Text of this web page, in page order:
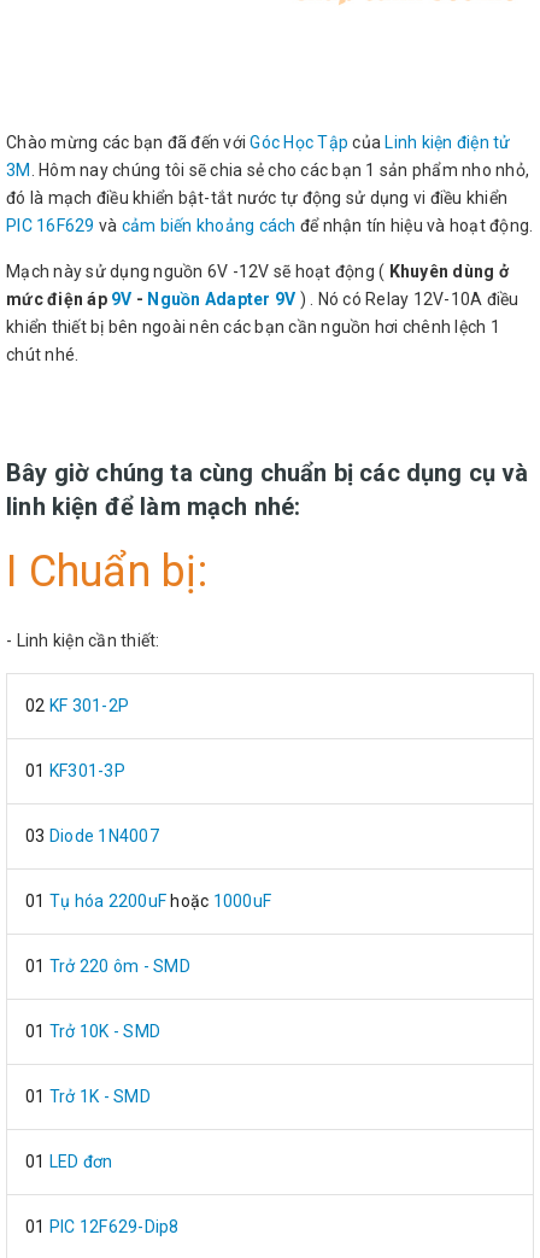
Chào mừng các bạn đã đến vớiGóc Học Tập của Linh kiện điện tử
3M
. Hôm nay chúng tôi sẽ chia sẻ cho các bạn 1 sản phẩm nho nhỏ,
đó là mạch điều khiển bật-tắt nước tự động sử dụng vi điều khiển
PIC 16F629 và cảm biến khoảng cách để nhận tín hiệu và hoạt động.
Mạch này sử dụng nguồn 6V -12V sẽ hoạt động ( Khuyên dùng ở
mức điện áp 9V - Nguồn Adapter 9V ) . Nó có Relay 12V-10A điều
khiển thiết bị bên ngoài nên các bạn cần nguồn hơi chênh lệch 1
chút nhé.
Bây giờ chúng ta cùng chuẩn bị các dụng cụ và
linh kiện để làm mạch nhé:
I Chuẩn bị:
- Linh kiện cần thiết:
02 KF 301-2P
01 KF301-3P
03 Diode 1N4007
01 Tụ hóa 2200uF hoặc 1000uF
01 Trở 220 ôm - SMD
01 Trở 10K - SMD
01 Trở 1K - SMD
01 LED đơn
01 PIC 12F629-Dip8